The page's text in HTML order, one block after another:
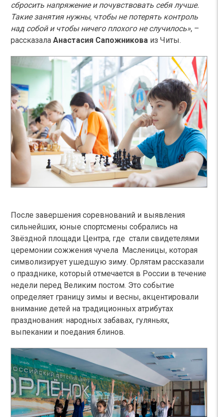
сбросить напряжение и почувствовать себя лучше.
Такие занятия нужны, чтобы не потерять контроль
над собой и чтобы ничего плохого не случилось», –
рассказалаАнастасия Сапожникова из Читы.
После завершения соревнований и выявления
сильнейших, юные спортсмены собрались на
Звёздной площади Центра, где стали свидетелями
церемонии сожжения чучела Масленицы, которая
символизирует ушедшую зиму. Орлятам рассказали
о празднике, который отмечается в России в течение
недели перед Великим постом. Это событие
определяет границу зимы и весны, акцентировали
внимание детей на традиционных атрибутах
празднования: народных забавах, гуляньях,
выпекании и поедания блинов.